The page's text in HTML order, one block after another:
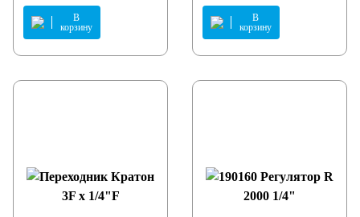
В
корзину
В
корзину